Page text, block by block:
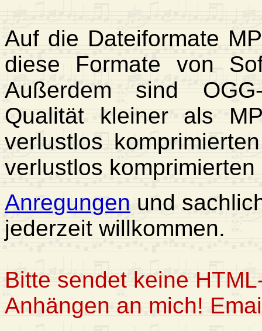
Auf die Dateiformate
diese Formate von
Außerdem sind
Qualität kleiner als
verlustlos
verlustlos
Anregungen und
jederzeit willkommen.
Bitte sendet keine
Anhängen an mich!